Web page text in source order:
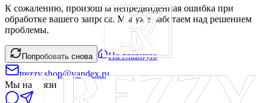
К сожалению, произошла непредвиденная ошибка при
обработке вашего запроса. Мы уже работаем над решением
проблемы.
Попробовать снова
На главную
trezzy.shop@yandex.ru
Мы на связи